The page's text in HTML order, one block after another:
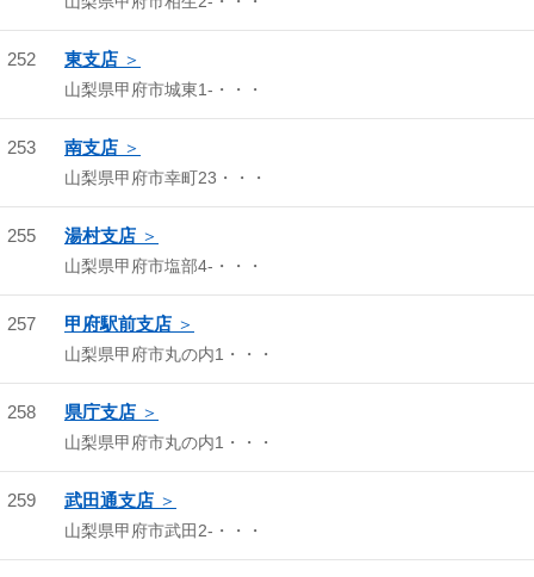
252 東支店
山梨県甲府市城東1-・・・
253 南支店
山梨県甲府市幸町23・・・
255 湯村支店
山梨県甲府市塩部4-・・・
257 甲府駅前支店
山梨県甲府市丸の内1・・・
258 県庁支店
山梨県甲府市丸の内1・・・
259 武田通支店
山梨県甲府市武田2-・・・